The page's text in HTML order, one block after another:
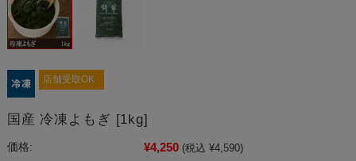
店舗受取OK
国産 冷凍よもぎ [1kg]
価格: ¥4,250 (税込 ¥4,590)